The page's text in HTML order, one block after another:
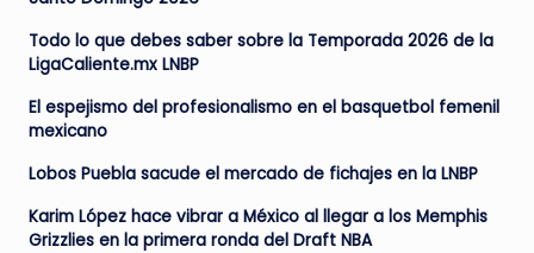
Todo lo que debes saber sobre la Temporada 2026 de la
LigaCaliente.mx LNBP
El espejismo del profesionalismo en el basquetbol femenil
mexicano
Lobos Puebla sacude el mercado de fichajes en la LNBP
Karim López hace vibrar a México al llegar a los Memphis
Grizzlies en la primera ronda del Draft NBA